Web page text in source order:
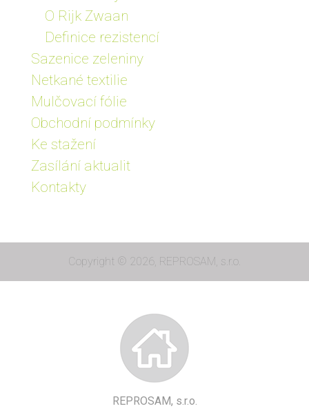
O Rijk Zwaan
Definice rezistencí
Sazenice zeleniny
Netkané textilie
Mulčovací fólie
Obchodní podmínky
Ke stažení
Zasílání aktualit
Kontakty
Copyright © 2026, REPROSAM, s.r.o.
REPROSAM, s.r.o.